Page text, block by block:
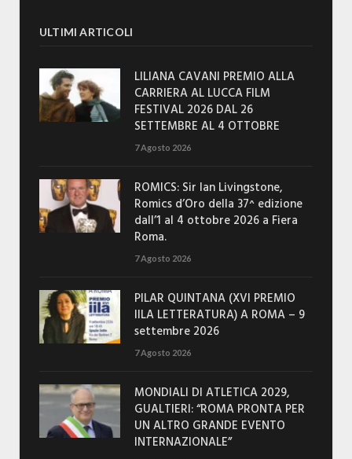
ULTIMI ARTICOLI
LILIANA CAVANI PREMIO ALLA
CARRIERA AL LUCCA FILM
FESTIVAL 2026 DAL 26
SETTEMBRE AL 4 OTTOBRE
7 Agosto 2026
ROMICS: Sir Ian Livingstone,
Romics d’Oro della 37^ edizione
dall’1 al 4 ottobre 2026 a Fiera
Roma.
7 Agosto 2026
PILAR QUINTANA (XVI PREMIO
IILA LETTERATURA) A ROMA – 9
settembre 2026
7 Agosto 2026
MONDIALI DI ATLETICA 2029,
GUALTIERI: “ROMA PRONTA PER
UN ALTRO GRANDE EVENTO
INTERNAZIONALE”